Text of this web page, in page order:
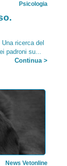
Psicologia
ricerca del
padroni su...
Continua >
News Vetonline